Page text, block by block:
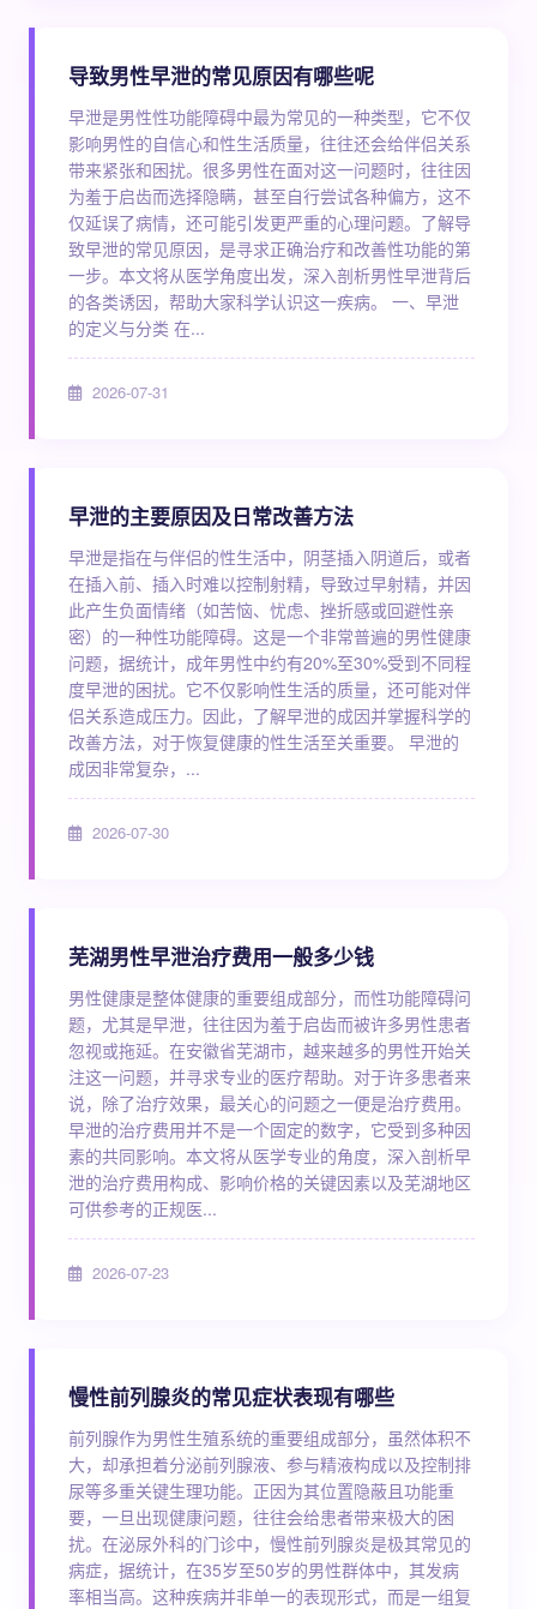
导致男性早泄的常见原因有哪些呢
早泄是男性性功能障碍中最为常见的一种类型，它不仅
影响男性的自信心和性生活质量，往往还会给伴侣关系
带来紧张和困扰。很多男性在面对这一问题时，往往因
为羞于启齿而选择隐瞒，甚至自行尝试各种偏方，这不
仅延误了病情，还可能引发更严重的心理问题。了解导
致早泄的常见原因，是寻求正确治疗和改善性功能的第
一步。本文将从医学角度出发，深入剖析男性早泄背后
的各类诱因，帮助大家科学认识这一疾病。 一、早泄
的定义与分类 在...
2026-07-31
早泄的主要原因及日常改善方法
早泄是指在与伴侣的性生活中，阴茎插入阴道后，或者
在插入前、插入时难以控制射精，导致过早射精，并因
此产生负面情绪（如苦恼、忧虑、挫折感或回避性亲
密）的一种性功能障碍。这是一个非常普遍的男性健康
问题，据统计，成年男性中约有20%至30%受到不同程
度早泄的困扰。它不仅影响性生活的质量，还可能对伴
侣关系造成压力。因此，了解早泄的成因并掌握科学的
改善方法，对于恢复健康的性生活至关重要。 早泄的
成因非常复杂，...
2026-07-30
芜湖男性早泄治疗费用一般多少钱
男性健康是整体健康的重要组成部分，而性功能障碍问
题，尤其是早泄，往往因为羞于启齿而被许多男性患者
忽视或拖延。在安徽省芜湖市，越来越多的男性开始关
注这一问题，并寻求专业的医疗帮助。对于许多患者来
说，除了治疗效果，最关心的问题之一便是治疗费用。
早泄的治疗费用并不是一个固定的数字，它受到多种因
素的共同影响。本文将从医学专业的角度，深入剖析早
泄的治疗费用构成、影响价格的关键因素以及芜湖地区
可供参考的正规医...
2026-07-23
慢性前列腺炎的常见症状表现有哪些
前列腺作为男性生殖系统的重要组成部分，虽然体积不
大，却承担着分泌前列腺液、参与精液构成以及控制排
尿等多重关键生理功能。正因为其位置隐蔽且功能重
要，一旦出现健康问题，往往会给患者带来极大的困
扰。在泌尿外科的门诊中，慢性前列腺炎是极其常见的
病症，据统计，在35岁至50岁的男性群体中，其发病
率相当高。这种疾病并非单一的表现形式，而是一组复